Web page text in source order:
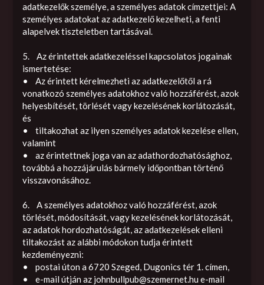
adatkezelők személye, a személyes adatok címzettjei: A
személyes adatokat az adatkezelő kezelheti, a fenti
alapelvek tiszteletben tartásával.
5. Az érintettek adatkezeléssel kapcsolatos jogainak
ismertetése:
• Az érintett kérelmezheti az adatkezelőtől a rá
vonatkozó személyes adatokhoz való hozzáférést, azok
helyesbítését, törlését vagy kezelésének korlátozását,
és
• tiltakozhat az ilyen személyes adatok kezelése ellen,
valamint
• az érintettnek joga van az adathordozhatósághoz,
továbbá a hozzájárulás bármely időpontban történő
visszavonásához.
6. A személyes adatokhoz való hozzáférést, azok
törlését, módosítását, vagy kezelésének korlátozását,
az adatok hordozhatóságát, az adatkezelések elleni
tiltakozást az alábbi módokon tudja érintett
kezdeményezni:
• postai úton a 6720 Szeged, Dugonics tér 1. címen,
• e-mail útján az johnbullpub@szemernet.hu e-mail